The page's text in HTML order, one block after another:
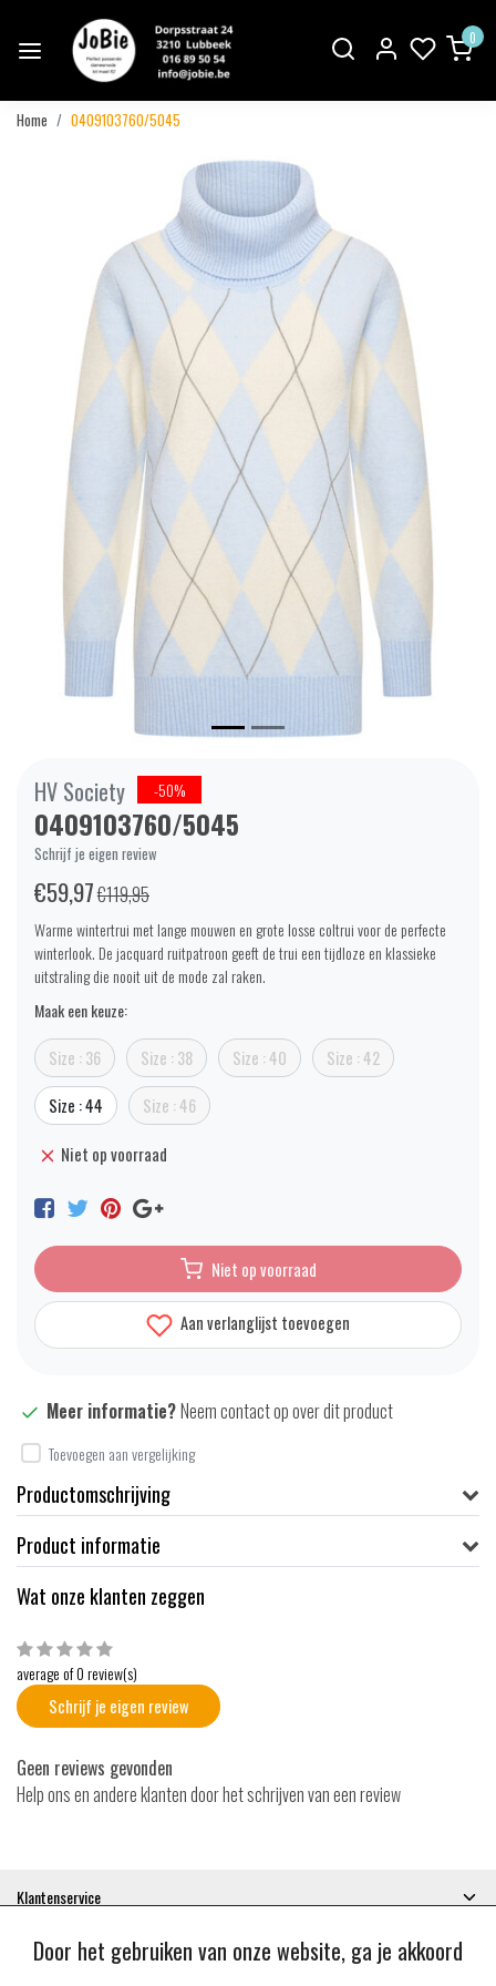
0
Home 0409103760/5045
Vorige
HV Society -50%
0409103760/5045
Schrijf je eigen review
€59,97€119,95
Warme wintertrui met lange mouwen en grote losse coltrui voor de perfecte
winterlook. De jacquard ruitpatroon geeft de trui een tijdloze en klassieke
uitstraling die nooit uit de mode zal raken.
Maak een keuze:
Size : 36 Size : 38 Size : 40 Size : 42
Size : 44 Size : 46
Niet op voorraad
Niet op voorraad
Aan verlanglijst toevoegen
Meer informatie?Neem contact op over dit product
Toevoegen aan vergelijking
Productomschrijving
Product informatie
Wat onze klanten zeggen
average of 0 review(s)
Schrijf je eigen review
Geen reviews gevonden
Help ons en andere klanten door het schrijven van een review
Klantenservice
Categorieën
Door het gebruiken van onze website, ga je akkoord